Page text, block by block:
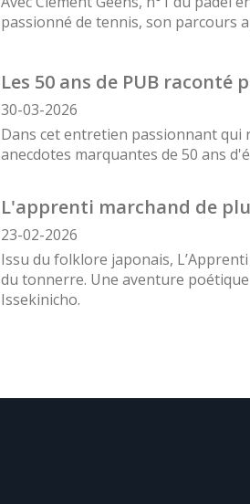
passionné de tennis, son parcours
Les 50 ans de PUB
30-03-2026
Dans cet entretien passionnant qui
anecdotes marquantes de 50 ans
L'apprenti marchand de
23-02-2026
Issu du folklore japonais,
du tonnerre. Une aventure
Issekinicho.